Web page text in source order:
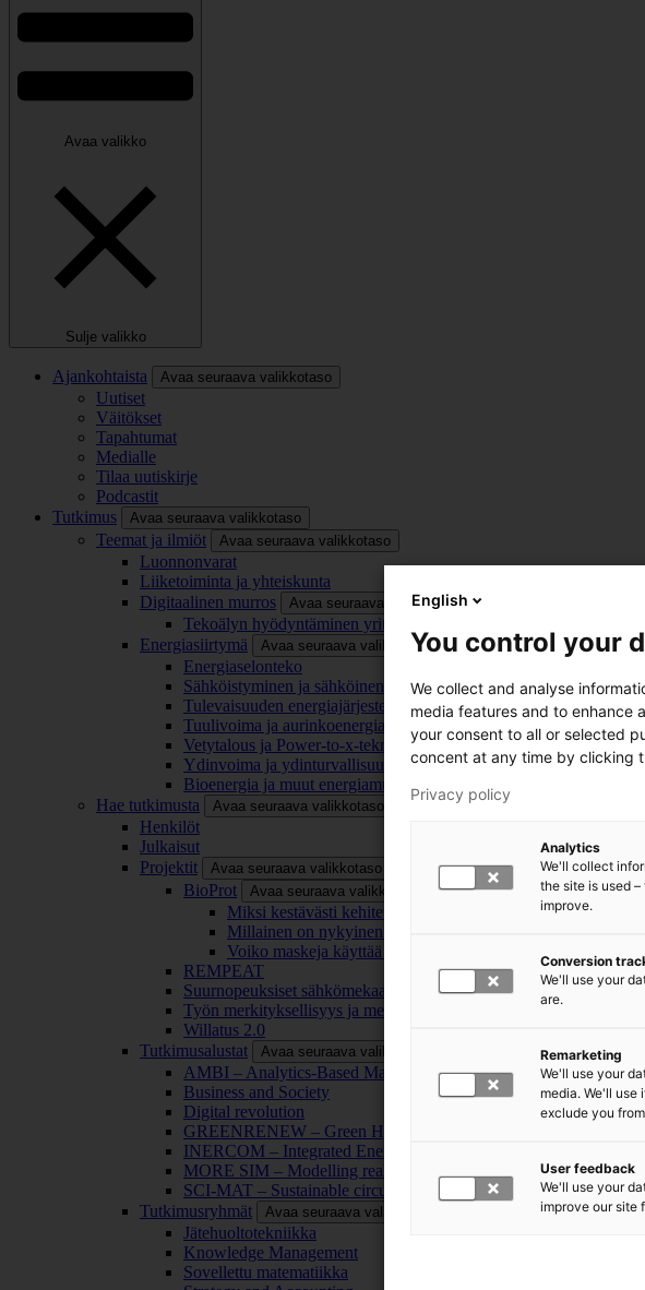
Avaa valikko
Sulje valikko
Ajankohtaista Avaa seuraava valikkotaso
Uutiset
Väitökset
Tapahtumat
Medialle
Tilaa uutiskirje
Podcastit
Tutkimus
Avaa seuraava valikkotaso
Teemat ja ilmiöt Avaa seuraava valikkotaso
Luonnonvarat
Liiketoiminta ja yhteiskunta
Digitaalinen murros
Avaa seuraava valikkotaso
Tekoälyn hyödyntäminen yrityksissä
Energiasiirtymä
Avaa seuraava valikkotaso
Energiaselonteko
Sähköistyminen ja sähköinen liikenne
Tulevaisuuden energiajärjestelmä
Tuulivoima ja aurinkoenergia
Vetytalous ja Power-to-x-teknologia
Ydinvoima ja ydinturvallisuus
Bioenergia ja muut energiamuodot
Hae tutkimusta
Avaa seuraava valikkotaso
Henkilöt
Julkaisut
Projektit
Avaa seuraava valikkotaso
BioProt Avaa seuraava valikkotaso
Miksi kestävästi kehitetty maski on tärkeä?
Millainen on nykyinen ja tulevaisuuden kasvomaski?
Voiko maskeja käyttää uudelleen ja kierrättää?
REMPEAT
Suurnopeuksiset sähkömekaaniset energianmuunnosjärjestelmät
Työn merkityksellisyys ja merkityksettömyys
Willatus 2.0
Tutkimusalustat
Avaa seuraava valikkotaso
AMBI – Analytics-Based Management for Business and
Business and Society
Digital revolution
GREENRENEW – Green Hydrogen and CO2 for Industry
INERCOM – Integrated Energy Conversion Machinery
MORE SIM – Modelling reality through simulation
SCI-MAT – Sustainable circularity of inorganic materials
Tutkimusryhmät
Avaa seuraava valikkotaso
Jätehuoltotekniikka
Knowledge Management
Sovellettu matematiikka
English
You control your
We collect and analyse
media features and to enhance
your consent to all or selected
concent at any time by clicking
Privacy policy
Analytics
We'll collect
the site is used
improve.
Conversion
We'll use your
are.
Remarketing
We'll use your
media. We'll use
exclude you
User feedback
We'll use your
improve our site